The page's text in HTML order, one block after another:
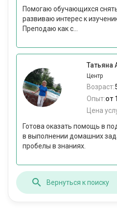
Помогаю обучающихся
развиваю интерес к
Преподаю как с...
Татьяна
Центр
Возраст:
Опыт:от
Цена
Готова оказать помощь в
в выполнении домашних
пробелы в знаниях.
Вернуться к поиску